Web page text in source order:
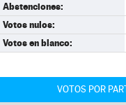
Abstenciones:
Votos nulos:
Votos en blanco:
VOTOS POR